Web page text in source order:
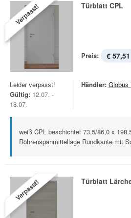
Verpasst! Türblatt CPL
Preis: € 57,51
Leider verpasst!
Gültig: 12.07. -
18.07.
Händler: Globus
weiß CPL beschichtet 73,5/86,0 x
Röhrenspanmittellage Rundkante mit
Verpasst! Türblatt